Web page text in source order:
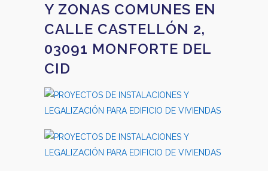
Y ZONAS COMUNES EN
CALLE CASTELLÓN 2,
03091 MONFORTE DEL
CID